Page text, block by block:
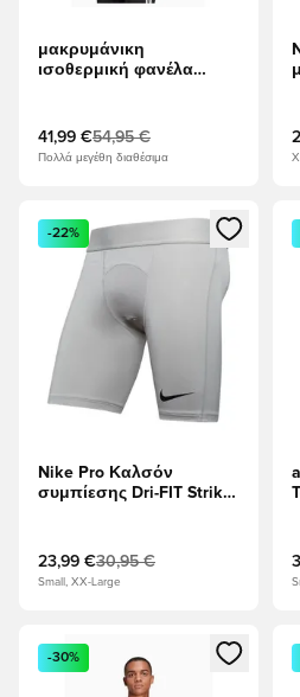
μακρυμάνικη
ισοθερμική φανέλα
41,99 €54,95 €
Πολλά μεγέθη διαθέσιμα
Ανοίγει ένα Modal για να
-22%
Nike Pro Καλσόν
συμπίεσης Dri-FIT Strike
23,99 €30,95 €
Small, XX-Large
Ανοίγει ένα Modal για να
-30%